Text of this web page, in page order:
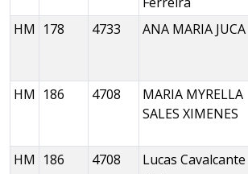
HM 178 4733 ANA MARIA JUCA
HM 186 4708
MARIA MYRELLA
SALES XIMENES
HM 186 4708
Lucas Cavalcante